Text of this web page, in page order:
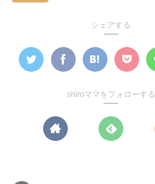
シェアする
shiroママをフォローする